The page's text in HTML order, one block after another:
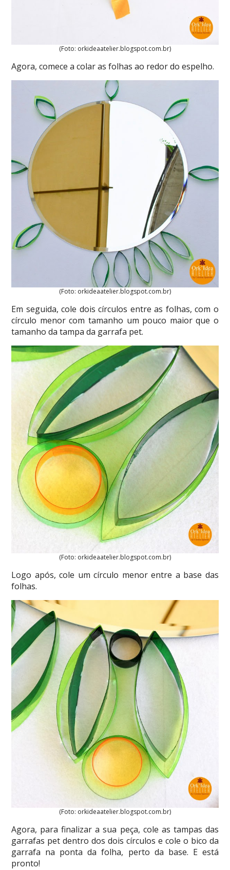
(Foto: orkideaatelier.blogspot.com.br)
Agora, comece a colar as folhas ao redor do espelho.
(Foto: orkideaatelier.blogspot.com.br)
Em seguida, cole dois círculos entre as folhas, com o
círculo menor com tamanho um pouco maior que o
tamanho da tampa da garrafa pet.
(Foto: orkideaatelier.blogspot.com.br)
Logo após, cole um círculo menor entre a base das
folhas.
(Foto: orkideaatelier.blogspot.com.br)
Agora, para finalizar a sua peça, cole as tampas das
garrafas pet dentro dos dois círculos e cole o bico da
garrafa na ponta da folha, perto da base. E está
pronto!